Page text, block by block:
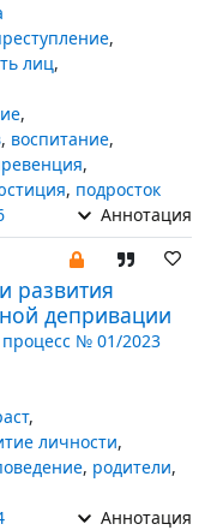
,
лиц,
,
, воспитание,
,
, подросток
Аннотация
развития
депривации
№ 01/2023
,
личности,
, родители,
Аннотация